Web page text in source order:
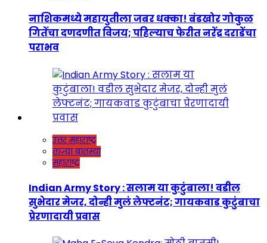
नाशिकमध्ये महायुतीला जबर धक्का! बंडखोर गोकुळ
गितेंचा दणदणीत विजय; पहिल्याच फेरीत नरेंद्र दराडेंचा
पराभव
उत्तर महाराष्ट्र
ताज्या बातम्या
महाराष्ट्र
Indian Army Story : सलाम या कुटुंबाला! वडील
सुभेदार मेजर, दोन्ही मुलं लेफ्टनंट; गायकवाड कुटुंबाचा
प्रेरणादायी प्रवास